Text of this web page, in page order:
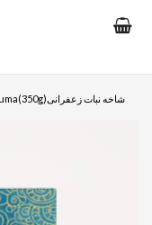
Nabat med saffran Khanum Khanuma(350g)شاخه نبات زعفرانی